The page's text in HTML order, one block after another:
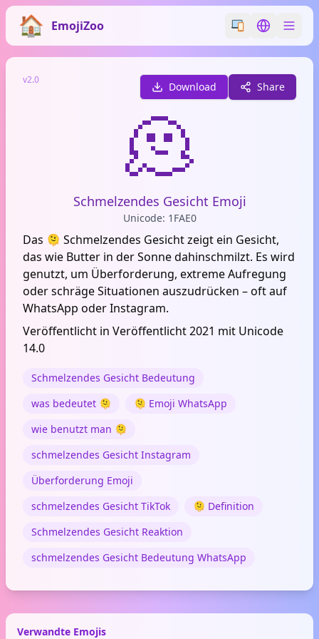
EmojiZoo Switch emoji
Switch
v2.0
Download Share
🫠
Schmelzendes Gesicht Emoji
Unicode: 1FAE0
Das 🫠 Schmelzendes Gesicht zeigt ein Gesicht,
das wie Butter in der Sonne dahinschmilzt. Es wird
genutzt, um Überforderung, extreme Aufregung
oder schräge Situationen auszudrücken – oft auf
WhatsApp oder Instagram.
Veröffentlicht in Veröffentlicht 2021 mit Unicode
14.0
Schmelzendes Gesicht Bedeutung
was bedeutet 🫠
🫠 Emoji WhatsApp
wie benutzt man 🫠
schmelzendes Gesicht Instagram
Überforderung Emoji
schmelzendes Gesicht TikTok
🫠 Definition
Schmelzendes Gesicht Reaktion
schmelzendes Gesicht Bedeutung WhatsApp
Verwandte Emojis